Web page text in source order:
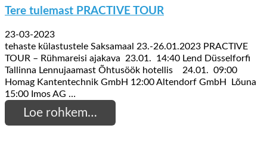
Tere tulemast PRACTIVE TOUR
23-03-2023
tehaste külastustele Saksamaal 23.-26.01.2023 PRACTIVE
TOUR – Rühmareisi ajakava 23.01. 14:40 Lend Düsselforfi
Tallinna Lennujaamast Õhtusöök hotellis 24.01. 09:00
Homag Kantentechnik GmbH 12:00 Altendorf GmbH Lõuna
15:00 Imos AG …
Loe rohkem…